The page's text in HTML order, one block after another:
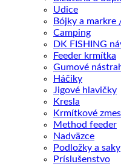
Udice
Bójky a markre
Camping
DK FISHING
Feeder krmítka
Gumové
Háčiky
Jigové hlavičky
Kresla
Krmítkové
Method feeder
Nadväzce
Podložky a saky
Príslušenstvo